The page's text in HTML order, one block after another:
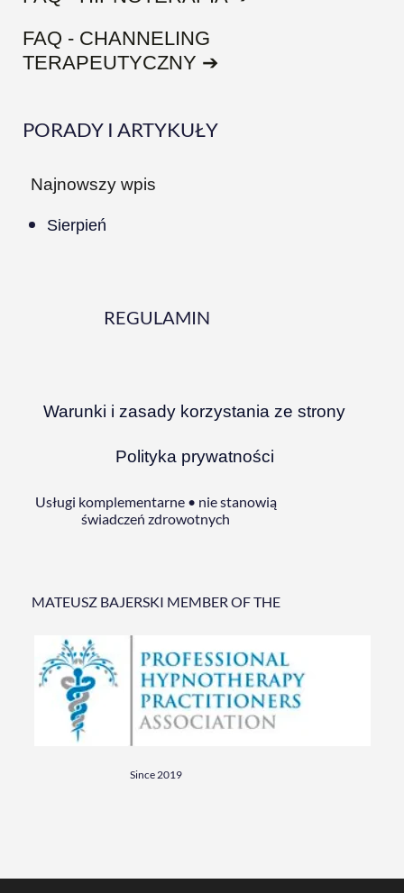
FAQ - CHANNELING
TERAPEUTYCZNY ➔
PORADY I ARTYKUŁY
Najnowszy wpis
Sierpień
REGULAMIN
Warunki i zasady korzystania ze strony
Polityka prywatności
Usługi komplementarne • nie stanowią
świadczeń zdrowotnych
MATEUSZ BAJERSKI MEMBER OF THE
Since 2019